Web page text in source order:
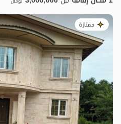
ممتازة